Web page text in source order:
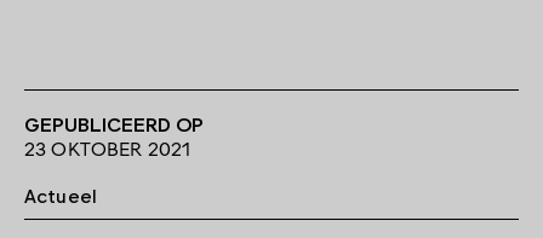
GEPUBLICEERD OP
23 OKTOBER 2021
Actueel